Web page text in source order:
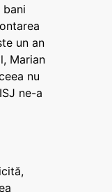
un an
Marian
nu
ne-a